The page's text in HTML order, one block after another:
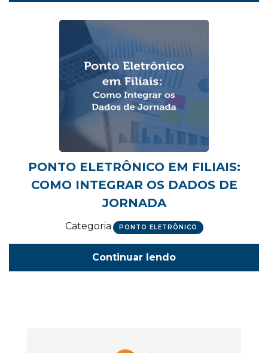
PONTO ELETRÔNICO EM FILIAIS:
COMO INTEGRAR OS DADOS DE
JORNADA
Categoria PONTO ELETRÔNICO
Continuar lendo